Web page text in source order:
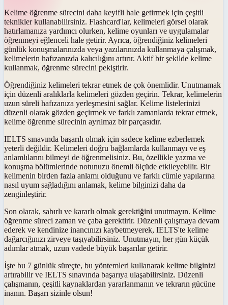
Kelime öğrenme sürecini daha keyifli hale getirmek için çeşitli
teknikler kullanabilirsiniz. Flashcard'lar, kelimeleri görsel olarak
hatırlamanıza yardımcı olurken, kelime oyunları ve uygulamalar
öğrenmeyi eğlenceli hale getirir. Ayrıca, öğrendiğiniz kelimeleri
günlük konuşmalarınızda veya yazılarınızda kullanmaya çalışmak,
kelimelerin hafızanızda kalıcılığını artırır. Aktif bir şekilde kelime
kullanmak, öğrenme sürecini pekiştirir.
Öğrendiğiniz kelimeleri tekrar etmek de çok önemlidir. Unutmamak
için düzenli aralıklarla kelimeleri gözden geçirin. Tekrar, kelimelerin
uzun süreli hafızanıza yerleşmesini sağlar. Kelime listelerinizi
düzenli olarak gözden geçirmek ve farklı zamanlarda tekrar etmek,
kelime öğrenme sürecinin ayrılmaz bir parçasıdır.
IELTS sınavında başarılı olmak için sadece kelime ezberlemek
yeterli değildir. Kelimeleri doğru bağlamlarda kullanmayı ve eş
anlamlılarını bilmeyi de öğrenmelisiniz. Bu, özellikle yazma ve
konuşma bölümlerinde notunuzu önemli ölçüde etkileyebilir. Bir
kelimenin birden fazla anlamı olduğunu ve farklı cümle yapılarına
nasıl uyum sağladığını anlamak, kelime bilginizi daha da
zenginleştirir.
Son olarak, sabırlı ve kararlı olmak gerektiğini unutmayın. Kelime
öğrenme süreci zaman ve çaba gerektirir. Düzenli çalışmaya devam
ederek ve kendinize inancınızı kaybetmeyerek, IELTS'te kelime
dağarcığınızı zirveye taşıyabilirsiniz. Unutmayın, her gün küçük
adımlar atmak, uzun vadede büyük başarılar getirir.
İşte bu 7 günlük süreçte, bu yöntemleri kullanarak kelime bilginizi
artırabilir ve IELTS sınavında başarıya ulaşabilirsiniz. Düzenli
çalışmanın, çeşitli kaynaklardan yararlanmanın ve tekrarın gücüne
inanın. Başarı sizinle olsun!